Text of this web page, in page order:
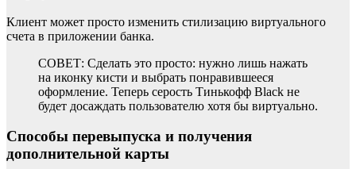
Клиент может просто изменить стилизацию виртуального
счета в приложении банка.
СОВЕТ: Сделать это просто: нужно лишь нажать
на иконку кисти и выбрать понравившееся
оформление. Теперь серость Тинькофф Black не
будет досаждать пользователю хотя бы виртуально.
Способы перевыпуска и получения
дополнительной карты